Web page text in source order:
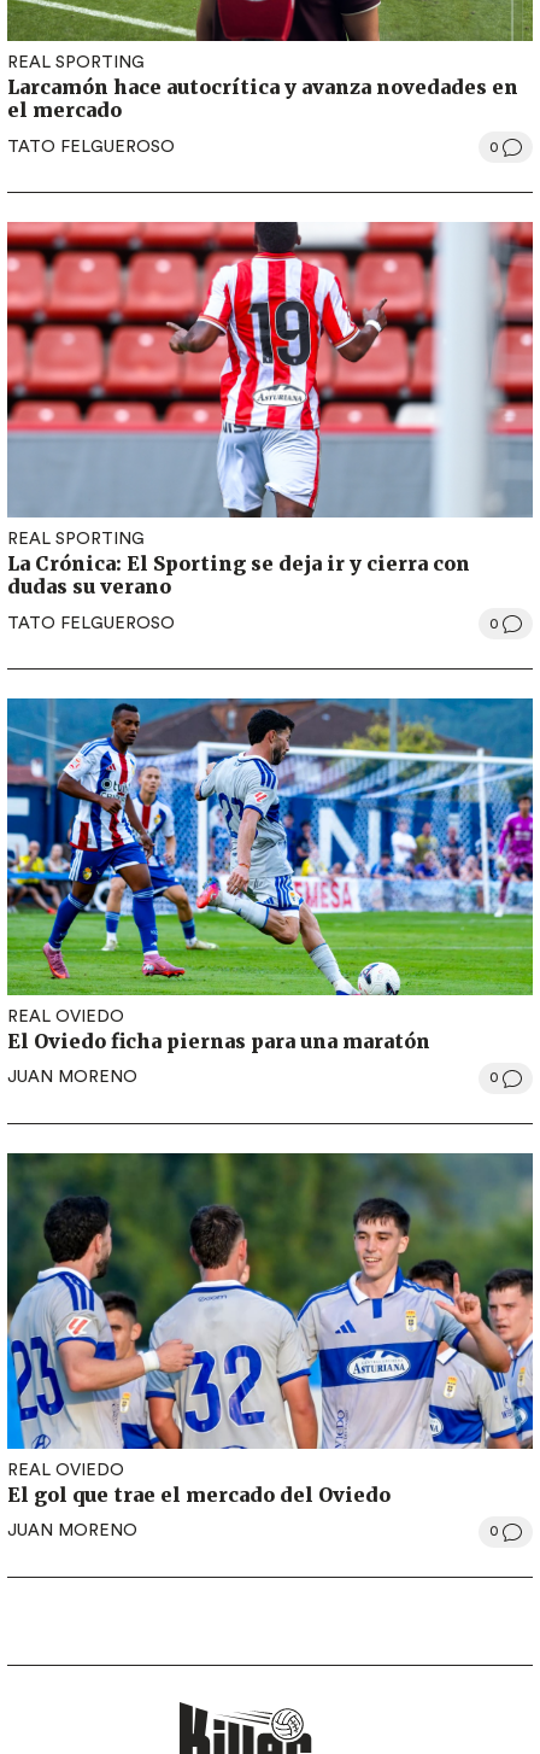
REAL SPORTING
Larcamón hace autocrítica y avanza novedades en
el mercado
TATO FELGUEROSO 0
REAL SPORTING
La Crónica: El Sporting se deja ir y cierra con
dudas su verano
TATO FELGUEROSO 0
REAL OVIEDO
El Oviedo ficha piernas para una maratón
JUAN MORENO 0
REAL OVIEDO
El gol que trae el mercado del Oviedo
JUAN MORENO 0